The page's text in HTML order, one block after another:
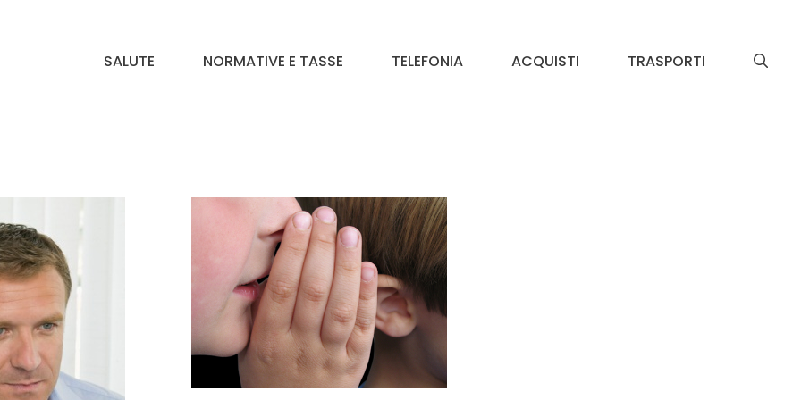
SALUTE NORMATIVE E TASSE TELEFONIA ACQUISTI TRASPORTI